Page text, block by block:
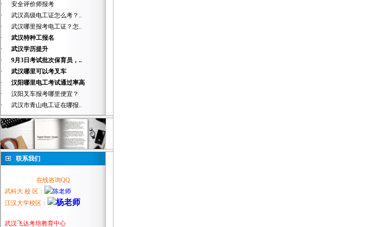
·
安全评价师报考
·
武汉高级电工证怎么考？..
·
武汉哪里报考电工证？怎..
·
武汉特种工报名
·
武汉学历提升
·
9月3日考试批次保育员，..
·
武汉哪里可以考叉车
·
汉阳哪里电工考试通过率高
·
汉阳叉车报考哪里便宜？
·
武汉市青山电工证在哪报..
联系我们
在线咨询QQ
武科大 校 区：
江汉大学校区：
武汉飞达考培教育中心